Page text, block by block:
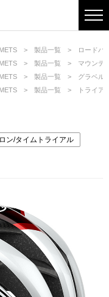
製品一覧
ロードバ
製品一覧
マウンテ
製品一覧
グラベル
製品一覧 トライア
ン/タイムトライアル